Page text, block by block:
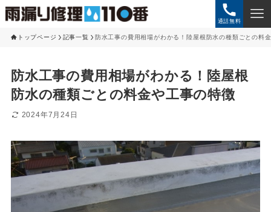
通話無料
トップページ 記事一覧 防水工事の費用相場がわかる！陸屋根防水の種類ごとの料
防水工事の費用相場がわかる！陸屋根
防水の種類ごとの料金や工事の特徴
2024年7月24日